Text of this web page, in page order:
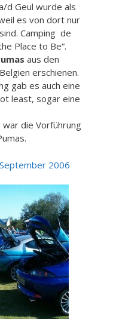
d Geul wurde als
es von dort nur
Camping de
Place to Be“.
aus den
erschienen.
gab es auch eine
least, sogar eine
die Vorführung
2006